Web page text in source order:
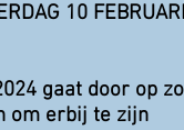
10
gaat door op
om erbij te zijn